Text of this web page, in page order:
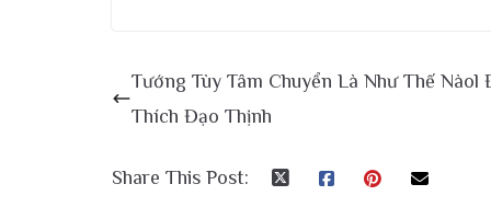
Tướng Tùy Tâm Chuyển Là Như Thế Nàol
Thích Đạo Thịnh
Share This Post: